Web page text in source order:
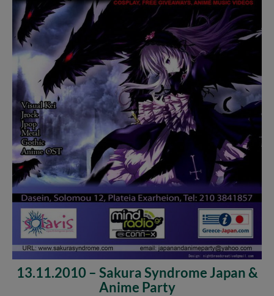
13.11.2010 – Sakura Syndrome Japan &
Anime Party